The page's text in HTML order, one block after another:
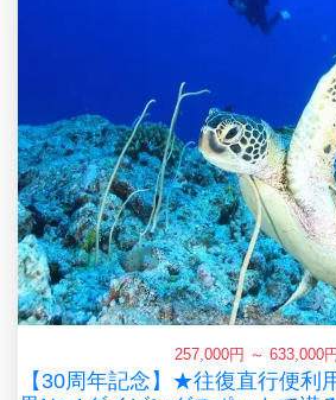
257,000円 ～ 633,000円
【30周年記念】★往復直行便